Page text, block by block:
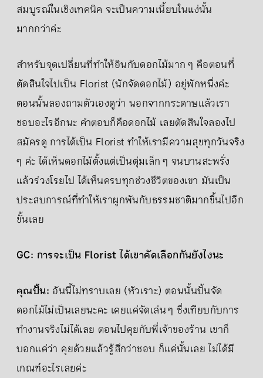
สมบูรณ์ในเชิงเทคนิค จะเป็นความเนี้ยบในแง่นั้น
มากกว่าค่ะ
สำหรับจุดเปลี่ยนที่ทำให้อินกับดอกไม้มาก ๆ คือตอนที่
ตัดสินใจไปเป็น Florist (นักจัดดอกไม้) อยู่พักหนึ่งค่ะ
ตอนนั้นลองถามตัวเองดูว่า นอกจากกระดาษแล้วเรา
ชอบอะไรอีกนะ คำตอบก็คือดอกไม้ เลยตัดสินใจลองไป
สมัครดู การได้เป็น Florist ทำให้เรามีความสุขทุกวันจริง
ๆ ค่ะ ได้เห็นดอกไม้ตั้งแต่เป็นตุ่มเล็ก ๆ จนบานสะพรั่ง
แล้วร่วงโรยไป ได้เห็นครบทุกช่วงชีวิตของเขา มันเป็น
ประสบการณ์ที่ทำให้เราผูกพันกับธรรมชาติมากขึ้นไปอีก
ขั้นเลย
GC: การจะเป็น Florist ได้เขาคัดเลือกกันยังไงนะ
คุณปั้น: อันนี้ไม่ทราบเลย (หัวเราะ) ตอนนั้นปั้นจัด
ดอกไม้ไม่เป็นเลยนะคะ เคยแค่จัดเล่น ๆ ซึ่งเทียบกับการ
ทำงานจริงไม่ได้เลย ตอนไปคุยกับพี่เจ้าของร้าน เขาก็
บอกแค่ว่า คุยด้วยแล้วรู้สึกว่าชอบ ก็แค่นั้นเลย ไม่ได้มี
เกณฑ์อะไรเลยค่ะ